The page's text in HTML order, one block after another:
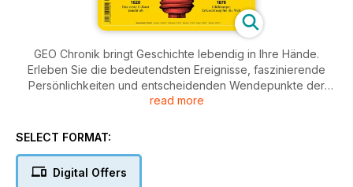
GEO Chronik bringt Geschichte lebendig in Ihre Hände.
Erleben Sie die bedeutendsten Ereignisse, faszinierende
Persönlichkeiten und entscheidenden Wendepunkte der
Menschheit durch fesselnde Reportagen und tiefgründige
einzigartigen Blick auf die Vergangenheit und deren Einfluss
verbindet Wissen mit ansprechender Erzählkunst und lädt Sie
ein, die Geschichten hinter den Fakten zu entdecken.
read more
SELECT FORMAT:
Digital Offers